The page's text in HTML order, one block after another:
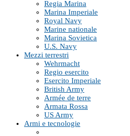
Regia Marina
Marina Imperiale
Royal Navy
Marine nationale
Marina Sovietica
U.S. Navy
Mezzi terrestri
Wehrmacht
Regio esercito
Esercito Imperiale
British Army
Armée de terre
Armata Rossa
US Army
Armi e tecnologie